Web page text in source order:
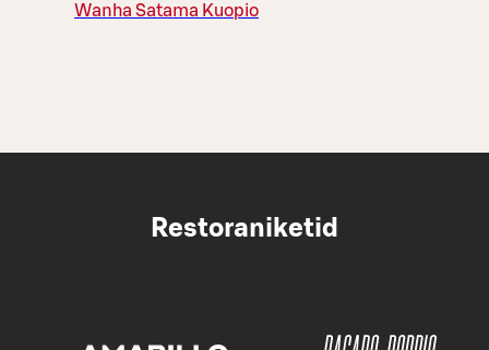
Wanha Satama Kuopio
Restoraniketid